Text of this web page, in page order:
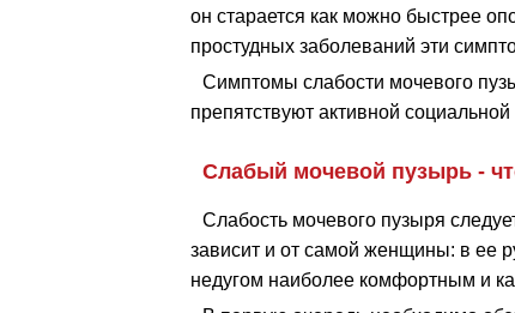
он старается как можно быстрее
простудных заболеваний эти
Симптомы слабости мочевого
препятствуют активной
Слабый мочевой пузырь -
Слабость мочевого пузыря
зависит и от самой женщины: в ее
недугом наиболее комфортным и